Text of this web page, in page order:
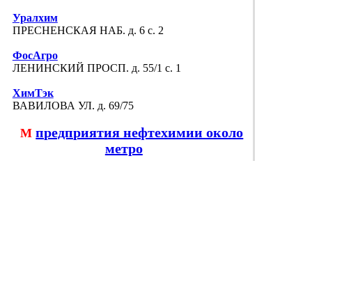
Уралхим
ПРЕСНЕНСКАЯ НАБ. д. 6 с. 2
ФосАгро
ЛЕНИНСКИЙ ПРОСП. д. 55/1 с. 1
ХимТэк
ВАВИЛОВА УЛ. д. 69/75
Мпредприятия нефтехимии около
метро